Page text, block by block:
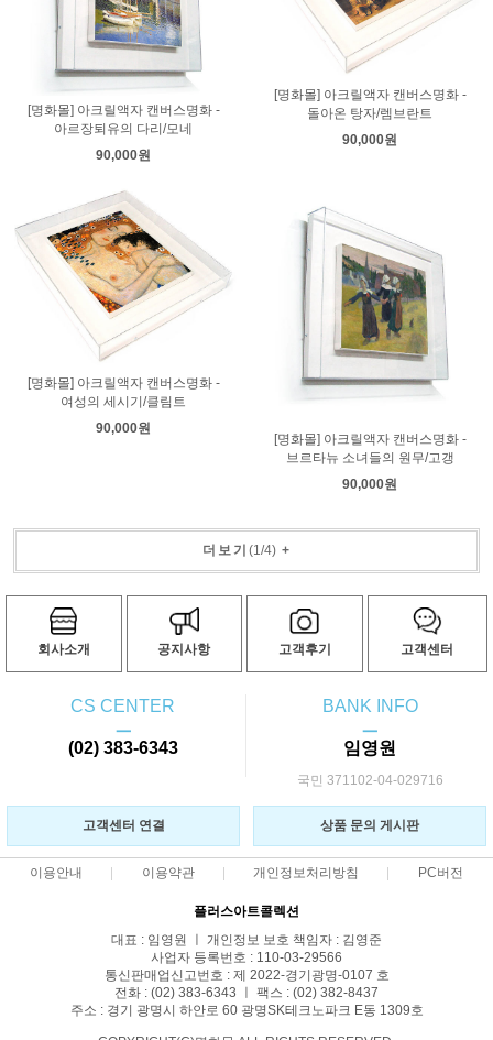
[명화몰] 아크릴액자 캔버스명화 -
아르장퇴유의 다리/모네
90,000원
[명화몰] 아크릴액자 캔버스명화 -
돌아온 탕자/렘브란트
90,000원
[명화몰] 아크릴액자 캔버스명화 -
여성의 세시기/클림트
90,000원
[명화몰] 아크릴액자 캔버스명화 -
브르타뉴 소녀들의 원무/고갱
90,000원
더보기 (1/4)+
회사소개 공지사항 고객후기 고객센터
CS CENTER
ㅡ
(02) 383-6343
BANK INFO
ㅡ
임영원
국민 371102-04-029716
고객센터 연결 상품 문의 게시판
이용안내 이용약관 개인정보처리방침 PC버전
플러스아트콜렉션
대표 : 임영원 ㅣ 개인정보 보호 책임자 : 김영준
사업자 등록번호 : 110-03-29566
통신판매업신고번호 : 제 2022-경기광명-0107 호
전화 : (02) 383-6343 ㅣ 팩스 : (02) 382-8437
주소 : 경기 광명시 하안로 60 광명SK테크노파크 E동 1309호